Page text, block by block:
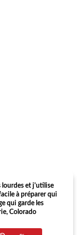
lourdes et j'utilise
à préparer qui
qui garde les
Colorado